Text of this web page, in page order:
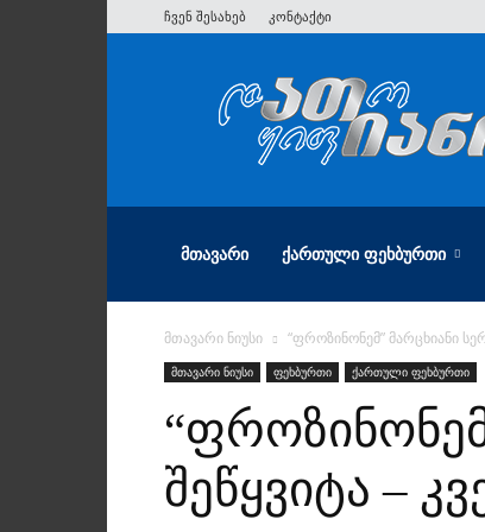
ჩვენ შესახებ კონტაქტი
ათიანი
ᲛᲗᲐᲕᲐᲠᲘ ᲥᲐᲠᲗᲣᲚᲘ ᲤᲔᲮᲑᲣᲠᲗᲘ
მთავარი ნიუსი “ფროზინონემ” მარცხიანი
მთავარი ნიუსი ფეხბურთი ქართული ფეხბურთი
შეწყვიტა –